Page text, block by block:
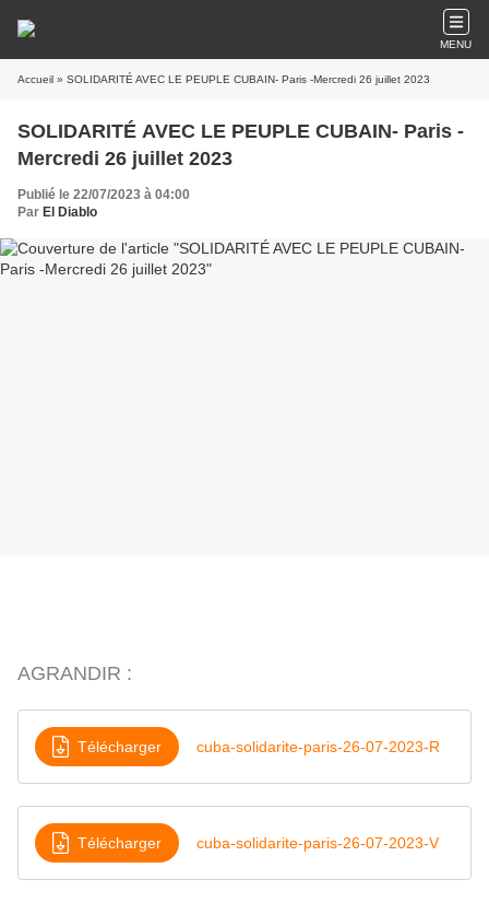
MENU
Accueil » SOLIDARITÉ AVEC LE PEUPLE CUBAIN- Paris -Mercredi 26 juillet 2023
SOLIDARITÉ AVEC LE PEUPLE CUBAIN- Paris -
Mercredi 26 juillet 2023
Publié le 22/07/2023 à 04:00
Par El Diablo
AGRANDIR :
Télécharger cuba-solidarite-paris-26-07-2023-R
Télécharger cuba-solidarite-paris-26-07-2023-V